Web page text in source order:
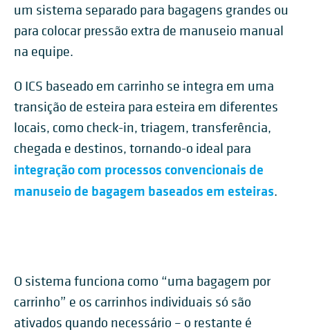
um sistema separado para bagagens grandes ou
para colocar pressão extra de manuseio manual
na equipe.
O ICS baseado em carrinho se integra em uma
transição de esteira para esteira em diferentes
locais, como check-in, triagem, transferência,
chegada e destinos, tornando-o ideal para
integração com processos convencionais de
manuseio de bagagem baseados em esteiras.
O sistema funciona como “uma bagagem por
carrinho” e os carrinhos individuais só são
ativados quando necessário – o restante é